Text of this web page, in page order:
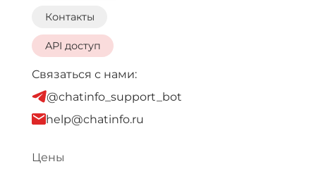
Контакты
API доступ
Связаться с нами:
@chatinfo_support_bot
help@chatinfo.ru
Цены